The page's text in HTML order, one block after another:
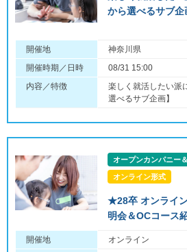
から選べるサブ企
開催地
神奈川県
開催時期／日時
08/31 15:00
内容／特徴
楽しく就活したい派
選べるサブ企画】
オープンカンパニー
オンライン形式
★28卒 オンライ
明会＆OCコース
開催地
オンライン